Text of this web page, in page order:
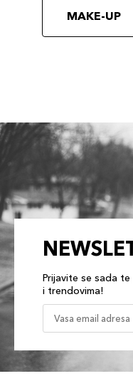
MAKE-UP
Prijavite se sada
i trendovima!